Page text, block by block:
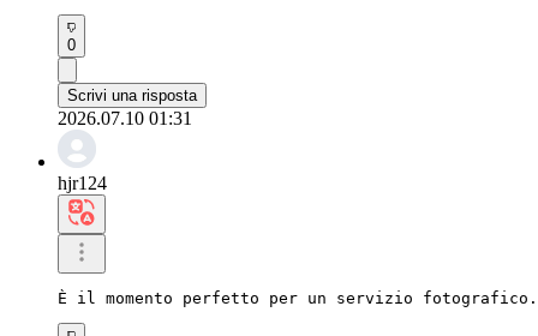
0
Scrivi una risposta
2026.07.10 01:31
hjr124
È il momento perfetto per un servizio